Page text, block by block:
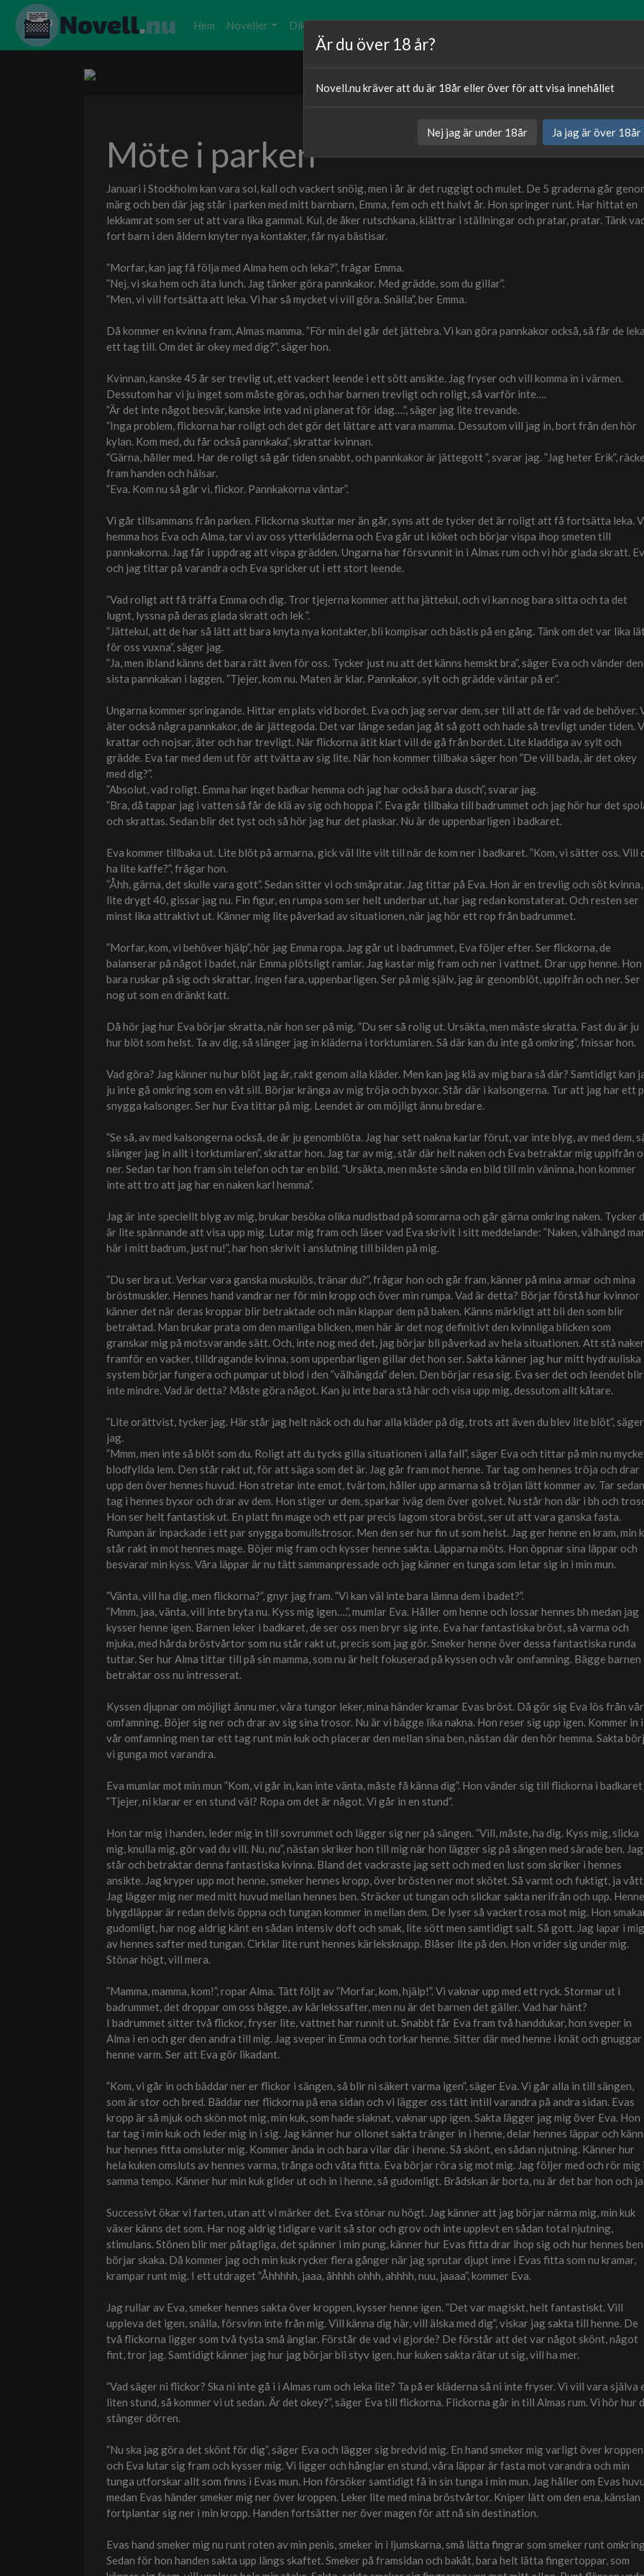
Hem Noveller Dikter
Kategori:
Möte i parken
Januari i Stockholm kan vara sol, kall och vackert snöig, men i år är det ruggigt och mulet. De 5 graderna går
märg och ben där jag står i parken med mitt barnbarn, Emma, fem och ett halvt år. Hon springer runt. Har hittat en
lekkamrat som ser ut att vara lika gammal. Kul, de åker rutschkana, klättrar i ställningar och pratar, pratar. Tänk
fort barn i den åldern knyter nya kontakter, får nya bästisar.
”Morfar, kan jag få följa med Alma hem och leka?”, frågar Emma.
”Nej, vi ska hem och äta lunch. Jag tänker göra pannkakor. Med grädde, som du gillar”.
”Men, vi vill fortsätta att leka. Vi har så mycket vi vill göra. Snälla”, ber Emma.
Då kommer en kvinna fram, Almas mamma. ”För min del går det jättebra. Vi kan göra pannkakor också, så får de leka
ett tag till. Om det är okey med dig?”, säger hon.
Kvinnan, kanske 45 år ser trevlig ut, ett vackert leende i ett sött ansikte. Jag fryser och vill komma in i värmen.
Dessutom har vi ju inget som måste göras, och har barnen trevligt och roligt, så varför inte….
”Är det inte något besvär, kanske inte vad ni planerat för idag….”, säger jag lite trevande.
”Inga problem, flickorna har roligt och det gör det lättare att vara mamma. Dessutom vill jag in, bort från den hör
kylan. Kom med, du får också pannkaka”, skrattar kvinnan.
”Gärna, håller med. Har de roligt så går tiden snabbt, och pannkakor är jättegott ”, svarar jag. ”Jag heter Erik”,
fram handen och hälsar.
”Eva. Kom nu så går vi, flickor. Pannkakorna väntar”.
Vi går tillsammans från parken. Flickorna skuttar mer än går, syns att de tycker det är roligt att få fortsätta leka.
hemma hos Eva och Alma, tar vi av oss ytterkläderna och Eva går ut i köket och börjar vispa ihop smeten till
pannkakorna. Jag får i uppdrag att vispa grädden. Ungarna har försvunnit in i Almas rum och vi hör glada skratt.
och jag tittar på varandra och Eva spricker ut i ett stort leende.
”Vad roligt att få träffa Emma och dig. Tror tjejerna kommer att ha jättekul, och vi kan nog bara sitta och ta det
lugnt, lyssna på deras glada skratt och lek ”.
”Jättekul, att de har så lätt att bara knyta nya kontakter, bli kompisar och bästis på en gång. Tänk om det var lika
för oss vuxna”, säger jag.
”Ja, men ibland känns det bara rätt även för oss. Tycker just nu att det känns hemskt bra”, säger Eva och vänder den
sista pannkakan i laggen. ”Tjejer, kom nu. Maten är klar. Pannkakor, sylt och grädde väntar på er”.
Ungarna kommer springande. Hittar en plats vid bordet. Eva och jag servar dem, ser till att de får vad de behöver.
äter också några pannkakor, de är jättegoda. Det var länge sedan jag åt så gott och hade så trevligt under tiden.
krattar och nojsar, äter och har trevligt. När flickorna ätit klart vill de gå från bordet. Lite kladdiga av sylt och
grädde. Eva tar med dem ut för att tvätta av sig lite. När hon kommer tillbaka säger hon ”De vill bada, är det okey
med dig?”.
”Absolut, vad roligt. Emma har inget badkar hemma och jag har också bara dusch”, svarar jag.
”Bra, då tappar jag i vatten så får de klä av sig och hoppa i”. Eva går tillbaka till badrummet och jag hör hur det
och skrattas. Sedan blir det tyst och så hör jag hur det plaskar. Nu är de uppenbarligen i badkaret.
Eva kommer tillbaka ut. Lite blöt på armarna, gick väl lite vilt till när de kom ner i badkaret. ”Kom, vi sätter oss. Vill
ha lite kaffe?”, frågar hon.
”Åhh, gärna, det skulle vara gott”. Sedan sitter vi och småpratar. Jag tittar på Eva. Hon är en trevlig och söt kvinna,
lite drygt 40, gissar jag nu. Fin figur, en rumpa som ser helt underbar ut, har jag redan konstaterat. Och resten ser
minst lika attraktivt ut. Känner mig lite påverkad av situationen, när jag hör ett rop från badrummet.
”Morfar, kom, vi behöver hjälp”, hör jag Emma ropa. Jag går ut i badrummet, Eva följer efter. Ser flickorna, de
balanserar på något i badet, när Emma plötsligt ramlar. Jag kastar mig fram och ner i vattnet. Drar upp henne. Hon
bara ruskar på sig och skrattar. Ingen fara, uppenbarligen. Ser på mig själv, jag är genomblöt, uppifrån och ner. Ser
nog ut som en dränkt katt.
Då hör jag hur Eva börjar skratta, när hon ser på mig. ”Du ser så rolig ut. Ursäkta, men måste skratta. Fast du är ju
hur blöt som helst. Ta av dig, så slänger jag in kläderna i torktumlaren. Så där kan du inte gå omkring”, fnissar hon.
Vad göra? Jag känner nu hur blöt jag är, rakt genom alla kläder. Men kan jag klä av mig bara så där? Samtidigt kan
ju inte gå omkring som en våt sill. Börjar kränga av mig tröja och byxor. Står där i kalsongerna. Tur att jag har ett
snygga kalsonger. Ser hur Eva tittar på mig. Leendet är om möjligt ännu bredare.
”Se så, av med kalsongerna också, de är ju genomblöta. Jag har sett nakna karlar förut, var inte blyg, av med dem,
slänger jag in allt i torktumlaren”, skrattar hon. Jag tar av mig, står där helt naken och Eva betraktar mig uppifrån
ner. Sedan tar hon fram sin telefon och tar en bild. ”Ursäkta, men måste sända en bild till min väninna, hon kommer
inte att tro att jag har en naken karl hemma”.
Jag är inte speciellt blyg av mig, brukar besöka olika nudistbad på somrarna och går gärna omkring naken. Tycker
är lite spännande att visa upp mig. Lutar mig fram och läser vad Eva skrivit i sitt meddelande: ”Naken, välhängd
här i mitt badrum, just nu!”, har hon skrivit i anslutning till bilden på mig.
”Du ser bra ut. Verkar vara ganska muskulös, tränar du?”, frågar hon och går fram, känner på mina armar och mina
bröstmuskler. Hennes hand vandrar ner för min kropp och över min rumpa. Vad är detta? Börjar förstå hur kvinnor
känner det när deras kroppar blir betraktade och män klappar dem på baken. Känns märkligt att bli den som blir
betraktad. Man brukar prata om den manliga blicken, men här är det nog definitivt den kvinnliga blicken som
granskar mig på motsvarande sätt. Och, inte nog med det, jag börjar bli påverkad av hela situationen. Att stå
framför en vacker, tilldragande kvinna, som uppenbarligen gillar det hon ser. Sakta känner jag hur mitt hydrauliska
system börjar fungera och pumpar ut blod i den ”välhängda” delen. Den börjar resa sig. Eva ser det och leendet blir
inte mindre. Vad är detta? Måste göra något. Kan ju inte bara stå här och visa upp mig, dessutom allt kåtare.
”Lite orättvist, tycker jag. Här står jag helt näck och du har alla kläder på dig, trots att även du blev lite blöt”, säger
jag.
”Mmm, men inte så blöt som du. Roligt att du tycks gilla situationen i alla fall”, säger Eva och tittar på min nu
blodfyllda lem. Den står rakt ut, för att säga som det är. Jag går fram mot henne. Tar tag om hennes tröja och drar
upp den över hennes huvud. Hon stretar inte emot, tvärtom, håller upp armarna så tröjan lätt kommer av. Tar sedan
tag i hennes byxor och drar av dem. Hon stiger ur dem, sparkar iväg dem över golvet. Nu står hon där i bh och
Hon ser helt fantastisk ut. En platt fin mage och ett par precis lagom stora bröst, ser ut att vara ganska fasta.
Rumpan är inpackade i ett par snygga bomullstrosor. Men den ser hur fin ut som helst. Jag ger henne en kram, min
står rakt in mot hennes mage. Böjer mig fram och kysser henne sakta. Läpparna möts. Hon öppnar sina läppar och
besvarar min kyss. Våra läppar är nu tätt sammanpressade och jag känner en tunga som letar sig in i min mun.
”Vänta, vill ha dig, men flickorna?”, gnyr jag fram. ”Vi kan väl inte bara lämna dem i badet?”.
”Mmm, jaa, vänta, vill inte bryta nu. Kyss mig igen….”, mumlar Eva. Håller om henne och lossar hennes bh medan jag
kysser henne igen. Barnen leker i badkaret, de ser oss men bryr sig inte. Eva har fantastiska bröst, så varma och
mjuka, med hårda bröstvårtor som nu står rakt ut, precis som jag gör. Smeker henne över dessa fantastiska runda
tuttar. Ser hur Alma tittar till på sin mamma, som nu är helt fokuserad på kyssen och vår omfamning. Bägge barnen
betraktar oss nu intresserat.
Kyssen djupnar om möjligt ännu mer, våra tungor leker, mina händer kramar Evas bröst. Då gör sig Eva lös från vår
omfamning. Böjer sig ner och drar av sig sina trosor. Nu är vi bägge lika nakna. Hon reser sig upp igen. Kommer in i
vår omfamning men tar ett tag runt min kuk och placerar den mellan sina ben, nästan där den hör hemma. Sakta
vi gunga mot varandra.
Eva mumlar mot min mun ”Kom, vi går in, kan inte vänta, måste få känna dig”. Hon vänder sig till flickorna i badkaret
”Tjejer, ni klarar er en stund väl? Ropa om det är något. Vi går in en stund”.
Hon tar mig i handen, leder mig in till sovrummet och lägger sig ner på sängen. ”Vill, måste, ha dig. Kyss mig, slicka
mig, knulla mig, gör vad du vill. Nu, nu”, nästan skriker hon till mig när hon lägger sig på sängen med särade ben. Jag
står och betraktar denna fantastiska kvinna. Bland det vackraste jag sett och med en lust som skriker i hennes
ansikte. Jag kryper upp mot henne, smeker hennes kropp, över brösten ner mot skötet. Så varmt och fuktigt, ja
Jag lägger mig ner med mitt huvud mellan hennes ben. Sträcker ut tungan och slickar sakta nerifrån och upp.
blygdläppar är redan delvis öppna och tungan kommer in mellan dem. De lyser så vackert rosa mot mig. Hon
gudomligt, har nog aldrig känt en sådan intensiv doft och smak, lite sött men samtidigt salt. Så gott. Jag lapar i mig
av hennes safter med tungan. Cirklar lite runt hennes kärleksknapp. Blåser lite på den. Hon vrider sig under mig.
Stönar högt, vill mera.
”Mamma, mamma, kom!”, ropar Alma. Tätt följt av ”Morfar, kom, hjälp!”. Vi vaknar upp med ett ryck. Stormar ut i
badrummet, det droppar om oss bägge, av kärlekssafter, men nu är det barnen det gäller. Vad har hänt?
I badrummet sitter två flickor, fryser lite, vattnet har runnit ut. Snabbt får Eva fram två handdukar, hon sveper in
Alma i en och ger den andra till mig. Jag sveper in Emma och torkar henne. Sitter där med henne i knät och gnuggar
henne varm. Ser att Eva gör likadant.
”Kom, vi går in och bäddar ner er flickor i sängen, så blir ni säkert varma igen”, säger Eva. Vi går alla in till sängen,
som är stor och bred. Bäddar ner flickorna på ena sidan och vi lägger oss tätt intill varandra på andra sidan. Evas
kropp är så mjuk och skön mot mig, min kuk, som hade slaknat, vaknar upp igen. Sakta lägger jag mig över Eva. Hon
tar tag i min kuk och leder mig in i sig. Jag känner hur ollonet sakta tränger in i henne, delar hennes läppar och
hur hennes fitta omsluter mig. Kommer ända in och bara vilar där i henne. Så skönt, en sådan njutning. Känner hur
hela kuken omsluts av hennes varma, trånga och våta fitta. Eva börjar röra sig mot mig. Jag följer med och rör mig i
samma tempo. Känner hur min kuk glider ut och in i henne, så gudomligt. Brådskan är borta, nu är det bar hon och
Successivt ökar vi farten, utan att vi märker det. Eva stönar nu högt. Jag känner att jag börjar närma mig, min kuk
växer känns det som. Har nog aldrig tidigare varit så stor och grov och inte upplevt en sådan total njutning,
stimulans. Stönen blir mer påtagliga, det spänner i min pung, känner hur Evas fitta drar ihop sig och hur hennes ben
börjar skaka. Då kommer jag och min kuk rycker flera gånger när jag sprutar djupt inne i Evas fitta som nu kramar,
krampar runt mig. I ett utdraget ”Åhhhhh, jaaa, åhhhh ohhh, ahhhh, nuu, jaaaa”, kommer Eva.
Jag rullar av Eva, smeker hennes sakta över kroppen, kysser henne igen. ”Det var magiskt, helt fantastiskt. Vill
uppleva det igen, snälla, försvinn inte från mig. Vill känna dig här, vill älska med dig”, viskar jag sakta till henne. De
två flickorna ligger som två tysta små änglar. Förstår de vad vi gjorde? De förstår att det var något skönt, något
fint, tror jag. Samtidigt känner jag hur jag börjar bli styv igen, hur kuken sakta rätar ut sig, vill ha mer.
”Vad säger ni flickor? Ska ni inte gå i i Almas rum och leka lite? Ta på er kläderna så ni inte fryser. Vi vill vara själva
liten stund, så kommer vi ut sedan. Är det okey?”, säger Eva till flickorna. Flickorna går in till Almas rum. Vi hör hur
stänger dörren.
”Nu ska jag göra det skönt för dig”, säger Eva och lägger sig bredvid mig. En hand smeker mig varligt över kroppen
och Eva lutar sig fram och kysser mig. Vi ligger och hånglar en stund, våra läppar är fasta mot varandra och min
tunga utforskar allt som finns i Evas mun. Hon försöker samtidigt få in sin tunga i min mun. Jag håller om Evas
medan Evas händer smeker mig ner över kroppen. Leker lite med mina bröstvårtor. Kniper lätt om den ena, känslan
fortplantar sig ner i min kropp. Handen fortsätter ner över magen för att nå sin destination.
Evas hand smeker mig nu runt roten av min penis, smeker in i ljumskarna, små lätta fingrar som smeker runt
Sedan för hon handen sakta upp längs skaftet. Smeker på framsidan och bakåt, bara helt lätta fingertoppar, som
Är du över 18 år?
Novell.nu kräver att du är 18år eller över för att visa innehållet
Nej jag är under 18år Ja jag är över 18år